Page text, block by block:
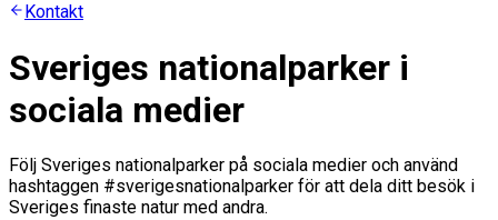
Kontakt
Sveriges nationalparker i
sociala medier
Följ Sveriges nationalparker på sociala medier och använd
hashtaggen #sverigesnationalparker för att dela ditt besök i
Sveriges finaste natur med andra.